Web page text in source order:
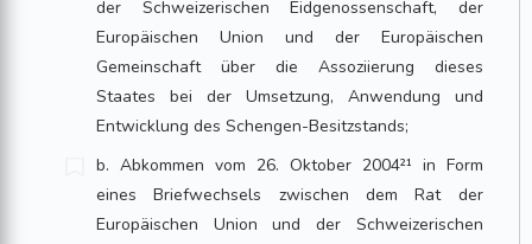
der Schweizerischen Eidgenossenschaft, der
Europäischen Union und der Europäischen
Gemeinschaft über die Assoziierung dieses
Staates bei der Umsetzung, Anwendung und
Entwicklung des Schengen-Besitzstands;
b. Abkommen vom 26. Oktober 2004²¹ in Form
eines Briefwechsels zwischen dem Rat der
Europäischen Union und der Schweizerischen